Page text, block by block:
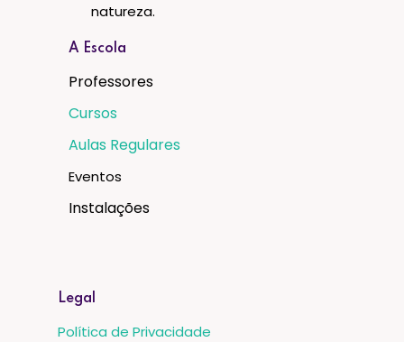
natureza.
A Escola
Professores
Cursos
Aulas Regulares
Eventos
Instalações
Legal
Política de Privacidade